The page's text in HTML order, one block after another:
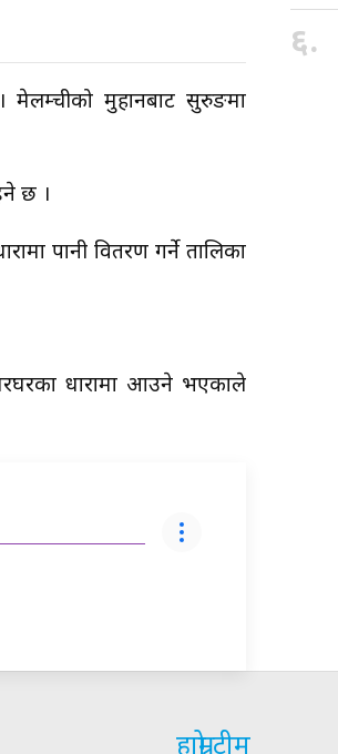
मेलम्चीको मुहानबाट सुरुङमा
छ ।
पानी वितरण गर्ने तालिका
धारामा आउने भएकाले
६.
हाम्रो टीम